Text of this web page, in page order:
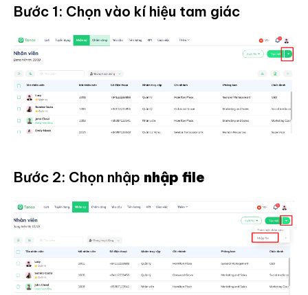
Bước 1: Chọn vào kí hiệu tam giác
Bước 2: Chọn nhập nhập file